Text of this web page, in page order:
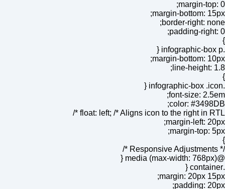
margin-top: 0;
margin-bottom: 15px;
border-right: none;
padding-right: 0;
}
.infographic-box p {
margin-bottom: 10px;
line-height: 1.8;
}
.infographic-box .icon {
font-size: 2.5em;
color: #3498DB;
float: left; /* Aligns icon to the right in RTL */
margin-left: 20px;
margin-top: 5px;
}
/* Responsive Adjustments */
@media (max-width: 768px) {
.container {
margin: 20px 15px;
padding: 20px;